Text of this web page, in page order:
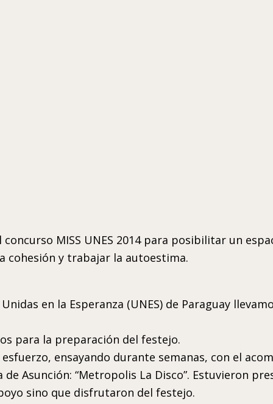
MISS UNES 2014 para posibilitar un
cohesión y trabajar la autoestima.
en la Esperanza (UNES) de Paraguay
para la preparación del festejo.
ensayando durante semanas, con el
Asunción: “Metropolis La Disco”. Estuvieron
sino que disfrutaron del festejo.